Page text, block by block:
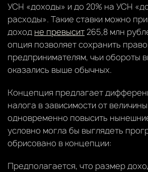
УСН «доходы» и до 20% на УСН
расходы». Такие ставки можно
доход не превысит265,8 млн
опция позволяет сохранить
предпринимателям, чьи обороты
оказались выше обычных.
Концепция предлагает
налога в зависимости от
одновременно повысить
условно могла бы выглядеть
обрисовано в концепции:
Предполагается, что размер